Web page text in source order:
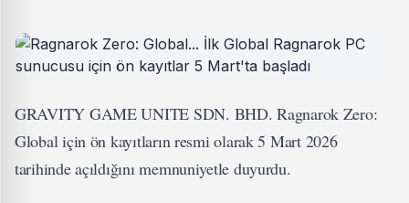
GRAVITY GAME UNITE SDN. BHD. Ragnarok Zero:
Global için ön kayıtların resmi olarak 5 Mart 2026
tarihinde açıldığını memnuniyetle duyurdu.